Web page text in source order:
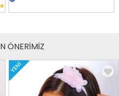
★
ÖNERİMİZ
YENI